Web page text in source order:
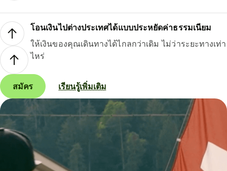
โอนเงินไปต่างประเทศได้แบบประหยัดค่าธรรมเนียม
ให้เงินของคุณเดินทางได้ไกลกว่าเดิม ไม่ว่าระยะทางเท่า
ไหร่
สมัคร เรียนรู้เพิ่มเติม